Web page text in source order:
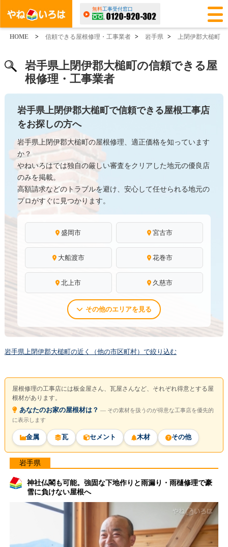
無料工事受付窓口
HOME > 信頼できる屋根修理・工事業者 > 岩手県 > 上閉伊郡大槌町
岩手県上閉伊郡大槌町の信頼できる屋
根修理・工事業者
岩手県上閉伊郡大槌町で信頼できる屋根工事店
をお探しの方へ
岩手県上閉伊郡大槌町の屋根修理、適正価格を知っています
か？
やねいろはでは独自の厳しい審査をクリアした地元の優良店
のみを掲載。
高額請求などのトラブルを避け、安心して任せられる地元の
プロがすぐに見つかります。
盛岡市 宮古市
大船渡市 花巻市
北上市 久慈市
その他のエリアを見る
岩手県上閉伊郡大槌町の近く（他の市区町村）で絞り込む
屋根修理の工事店には板金屋さん、瓦屋さんなど、それぞれ得意とする屋
根材があります。
あなたのお家の屋根材は？ ― その素材を扱うのが得意な工事店を優先的
に表示します
金属 瓦 セメント 木材 その他
岩手県
神社仏閣も可能。強固な下地作りと雨漏り・雨樋修理で豪
雪に負けない屋根へ